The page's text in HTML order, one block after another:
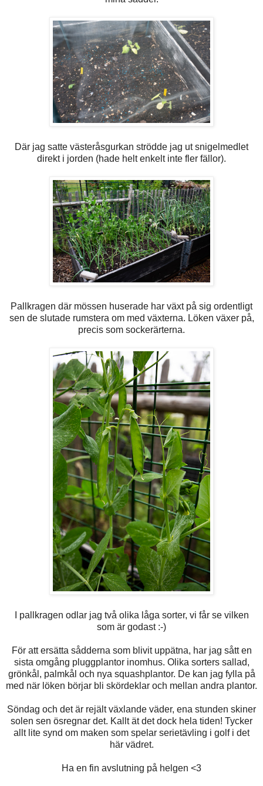
Där jag satte västeråsgurkan strödde jag ut snigelmedlet
direkt i jorden (hade helt enkelt inte fler fällor).
Pallkragen där mössen huserade har växt på sig ordentligt
sen de slutade rumstera om med växterna. Löken växer på,
precis som sockerärterna.
I pallkragen odlar jag två olika låga sorter, vi får se vilken
som är godast :-)
För att ersätta sådderna som blivit uppätna, har jag sått en
sista omgång pluggplantor inomhus. Olika sorters sallad,
grönkål, palmkål och nya squashplantor. De kan jag fylla på
med när löken börjar bli skördeklar och mellan andra plantor.
Söndag och det är rejält växlande väder, ena stunden skiner
solen sen ösregnar det. Kallt ät det dock hela tiden! Tycker
allt lite synd om maken som spelar serietävling i golf i det
här vädret.
Ha en fin avslutning på helgen <3